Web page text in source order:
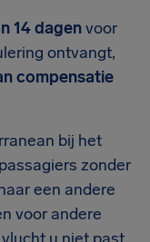
14 dagenvoor
ontvangt,
compensatie
bij het
zonder
een andere
voor andere